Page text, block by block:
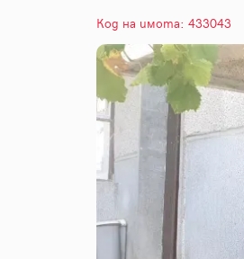
Код на имота: 433043